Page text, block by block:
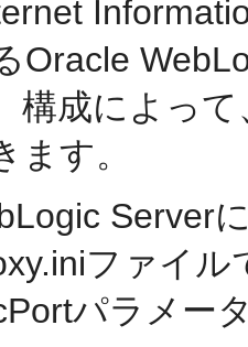
Oracle
構成によっ
ます。
Server
ファイ
パラメー